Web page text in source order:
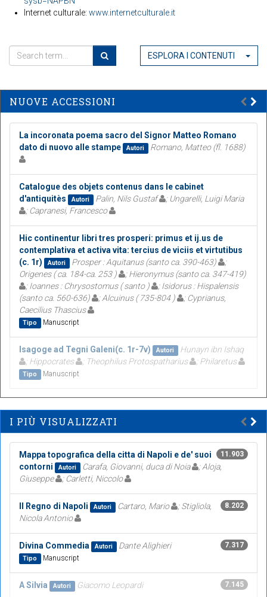
Internet culturale: www.internetculturale.it
ESPLORA I CONTENUTI
NUOVE ACCESSIONI
La incoronata poema sacro del Signor Matteo Romano
dato di nuovo alle stampe
Autori Romano, Matteo (fl. 1688)
Catalogue des objets contenus dans le cabinet
d'antiquitès
Autori Palin, Nils Gustaf
; Ungarelli, Luigi Maria
; Capranesi, Francesco
Hic continentur libri tres prosperi: primus et ij.us de
contemplativa et activa vita: tercius de viciis et virtutibus
(c. 1r)
Autori Prosper : Aquitanus (santo ca. 390-463)
;
Origenes ( ca. 184-ca. 253 )
; Hieronymus (santo ca. 347-419)
; Ioannes : Chrysostomus ( santo )
; Isidorus : Hispalensis
(santo ca. 560-636)
; Alcuinus ( 735-804 )
; Cyprianus,
Caecilius Thascius
Tipo Manuscript
Isagoge ad Tegni Galeni(c. 1r-7v) Autori
Hunayn ibn Ishaq
; Hippocrates
; Theophilus Protospatharius ; Philaretus
Tipo Manuscript
I PIÙ VISUALIZZATI
11.903
Mappa topografica della citta di Napoli e de' suoi
contorni
Autori Carafa, Giovanni, duca di Noia
; Aloja,
Giuseppe
; Carletti, Niccolo
8.202
Il Regno di Napoli Autori Cartaro, Mario
; Stigliola,
Nicola Antonio
7.317
Divina Commedia Autori Dante Alighieri
Tipo Manuscript
7.145
A Silvia Autori Giacomo Leopardi